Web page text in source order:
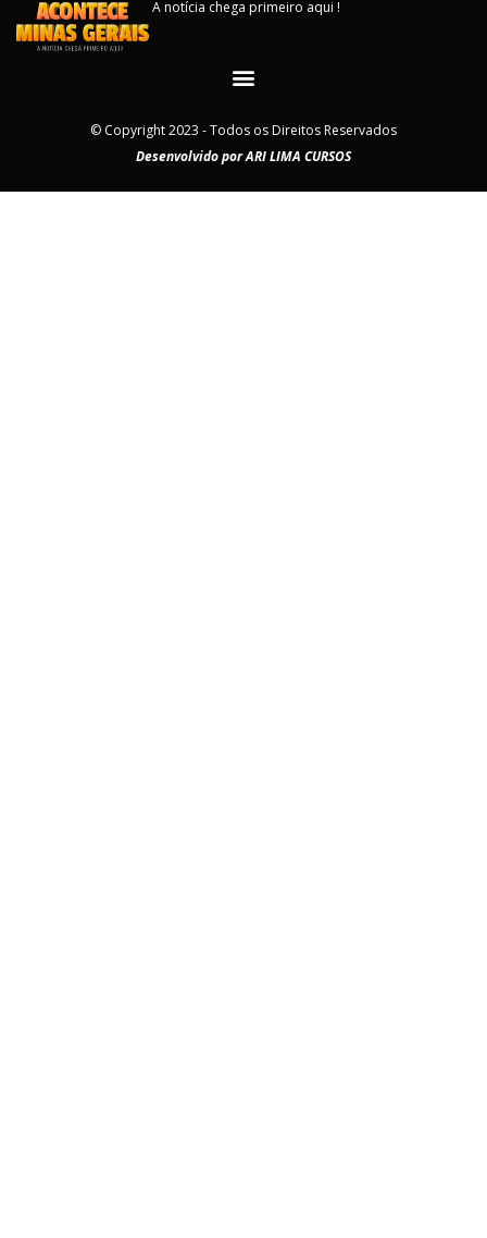
A notícia chega primeiro aqui !
© Copyright 2023 - Todos os Direitos Reservados
Desenvolvido por ARI LIMA CURSOS